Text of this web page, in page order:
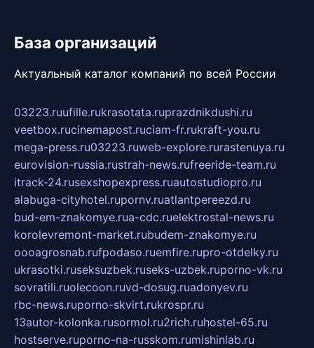
База организаций
Актуальный каталог компаний по всей России
03223.ruufille.rukrasotata.ruprazdnikdushi.ru
veetbox.rucinemapost.ruciam-fr.rukraft-you.ru
mega-press.ru03223.ruweb-explore.rurastenuya.ru
eurovision-russia.rustrah-news.rufreeride-team.ru
itrack-24.rusexshopexpress.ruautostudiopro.ru
alabuga-cityhotel.rupornv.ruatlantpereezd.ru
bud-em-znakomye.rua-cdc.ruelektrostal-news.ru
korolevremont-market.rubudem-znakomye.ru
oooagrosnab.rufpodaso.ruemfire.rupro-otdelky.ru
ukrasotki.ruseksuzbek.ruseks-uzbek.ruporno-vk.ru
sovratili.ruolecoon.ruvd-dosug.ruadonyev.ru
rbc-news.ruporno-skvirt.rukrospr.ru
13autor-kolonka.rusormol.ru2rich.ruhostel-65.ru
hostserve.ruporno-na-russkom.rumishinlab.ru